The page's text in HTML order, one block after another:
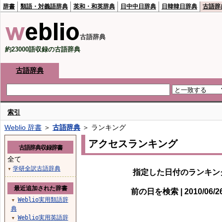
辞書 類語・対義語辞典 英和・和英辞典 日中中日辞典 日韓韓日辞典 古語辞
古語辞典
約23000語収録の古語辞典
古語辞典
索引
Weblio 辞書 ＞ 古語辞典 ＞ ランキング
アクセスランキング
指定した日付のランキ
前の日を検索 | 2010/06/
古語辞典収録辞書
全て
▼ 学研全訳古語辞典
最近追加された辞書
▼
Weblio実用類語辞
典
▼ Weblio実用英語辞